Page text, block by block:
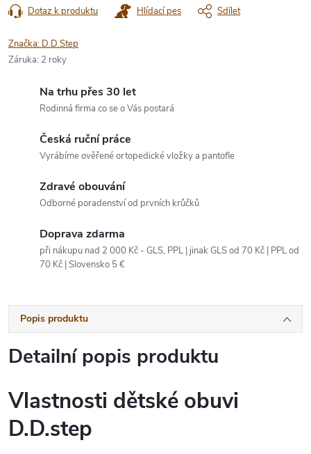
Dotaz k produktu Hlídací pes Sdílet
Značka: D.D.Step
Záruka: 2 roky
Na trhu přes 30 let
Rodinná firma co se o Vás postará
Česká ruční práce
Vyrábíme ověřené ortopedické vložky a pantofle
Zdravé obouvání
Odborné poradenství od prvních krůčků
Doprava zdarma
při nákupu nad 2 000 Kč - GLS, PPL | jinak GLS od 70 Kč | PPL od
70 Kč | Slovensko 5 €
Popis produktu
Detailní popis produktu
Vlastnosti dětské obuvi
D.D.step